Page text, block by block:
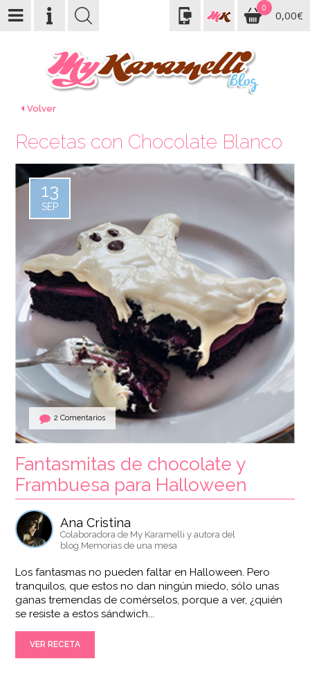
0
0,00€
Volver
Recetas con Chocolate Blanco
2 Comentarios
13
SEP
Fantasmitas de chocolate y
Frambuesa para Halloween
Ana Cristina
Colaboradora de My Karamelli y autora del
blog Memorias de una mesa
Los fantasmas no pueden faltar en Halloween. Pero
tranquilos, que estos no dan ningún miedo, sólo unas
ganas tremendas de comérselos, porque a ver, ¿quién
se resiste a estos sándwich...
VER RECETA